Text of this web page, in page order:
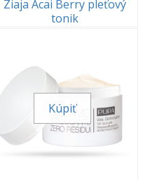
Ziaja Acai Berry pleťový
tonik
Kúpiť